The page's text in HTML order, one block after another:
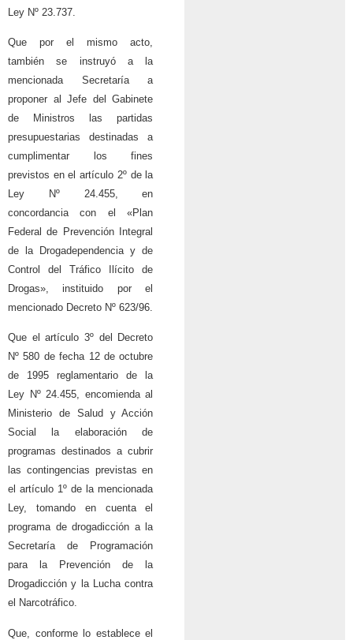
Ley Nº 23.737.
Que por el mismo acto,
también se instruyó a la
mencionada Secretaría a
proponer al Jefe del Gabinete
de Ministros las partidas
presupuestarias destinadas a
cumplimentar los fines
previstos en el artículo 2º de la
Ley Nº 24.455, en
concordancia con el «Plan
Federal de Prevención Integral
de la Drogadependencia y de
Control del Tráfico Ilícito de
Drogas», instituido por el
mencionado Decreto Nº 623/96.
Que el artículo 3º del Decreto
Nº 580 de fecha 12 de octubre
de 1995 reglamentario de la
Ley Nº 24.455, encomienda al
Ministerio de Salud y Acción
Social la elaboración de
programas destinados a cubrir
las contingencias previstas en
el artículo 1º de la mencionada
Ley, tomando en cuenta el
programa de drogadicción a la
Secretaría de Programación
para la Prevención de la
Drogadicción y la Lucha contra
el Narcotráfico.
Que, conforme lo establece el